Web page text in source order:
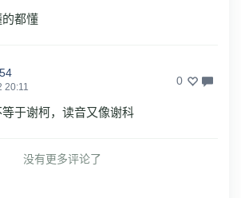
都懂
20:11 0
于谢柯，读音又像谢科
没有更多评论了